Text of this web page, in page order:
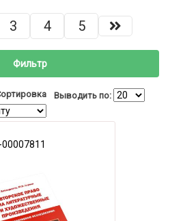
3 4 5
Фильтр
Выводить по: